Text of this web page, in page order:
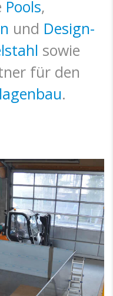
Pools,
und Design-
sowie
für den
.